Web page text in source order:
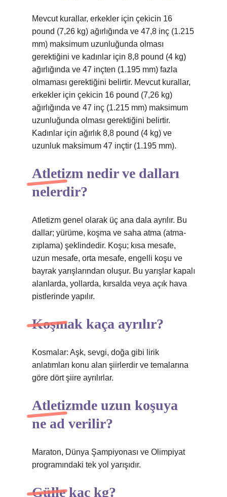
Mevcut kurallar, erkekler için çekicin 16
pound (7,26 kg) ağırlığında ve 47,8 inç (1.215
mm) maksimum uzunluğunda olması
gerektiğini ve kadınlar için 8,8 pound (4 kg)
ağırlığında ve 47 inçten (1.195 mm) fazla
olmaması gerektiğini belirtir. Mevcut kurallar,
erkekler için çekicin 16 pound (7,26 kg)
ağırlığında ve 47 inç (1.215 mm) maksimum
uzunluğunda olması gerektiğini belirtir.
Kadınlar için ağırlık 8,8 pound (4 kg) ve
uzunluk maksimum 47 inçtir (1.195 mm).
Atletizm nedir ve dalları
nelerdir?
Atletizm genel olarak üç ana dala ayrılır. Bu
dallar; yürüme, koşma ve saha atma (atma-
zıplama) şeklindedir. Koşu; kısa mesafe,
uzun mesafe, orta mesafe, engelli koşu ve
bayrak yarışlarından oluşur. Bu yarışlar kapalı
alanlarda, yollarda, kırsalda veya açık hava
pistlerinde yapılır.
Koşmak kaça ayrılır?
Kosmalar: Aşk, sevgi, doğa gibi lirik
anlatımları konu alan şiirlerdir ve temalarına
göre dört şiire ayrılırlar.
Atletizmde uzun koşuya
ne ad verilir?
Maraton, Dünya Şampiyonası ve Olimpiyat
programındaki tek yol yarışıdır.
Gülle kaç kg?